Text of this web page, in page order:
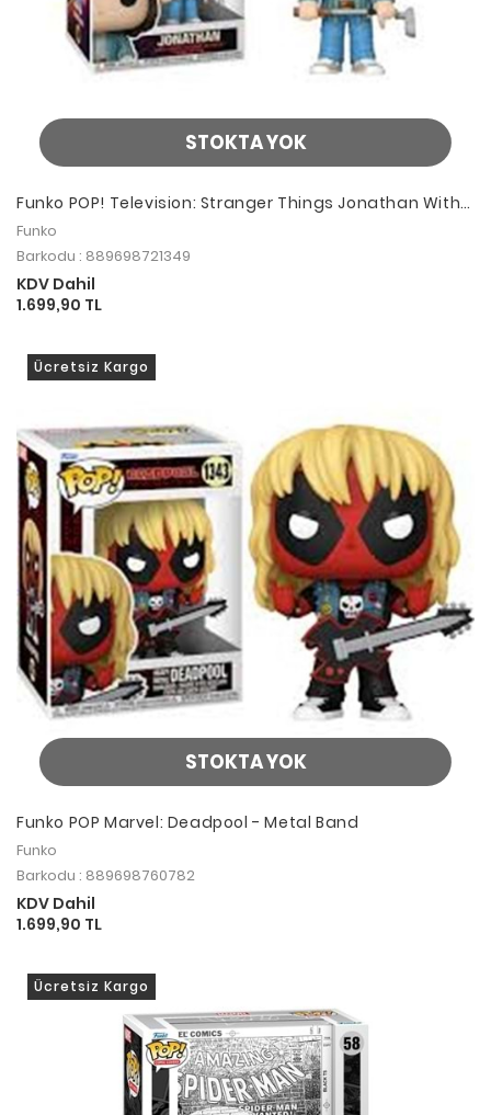
STOKTA YOK
Funko POP! Television: Stranger Things Jonathan With
Golf Club
Funko
Barkodu : 889698721349
KDV Dahil
1.699,90 TL
STOKTA YOK
Ücretsiz Kargo
Funko POP Marvel: Deadpool - Metal Band
Funko
Barkodu : 889698760782
KDV Dahil
1.699,90 TL
Ücretsiz Kargo